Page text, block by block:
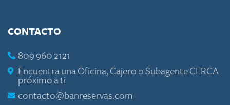
CONTACTO
809 960 2121
Encuentra una Oficina, Cajero o Subagente CERCA
próximo a ti
contacto@banreservas.com